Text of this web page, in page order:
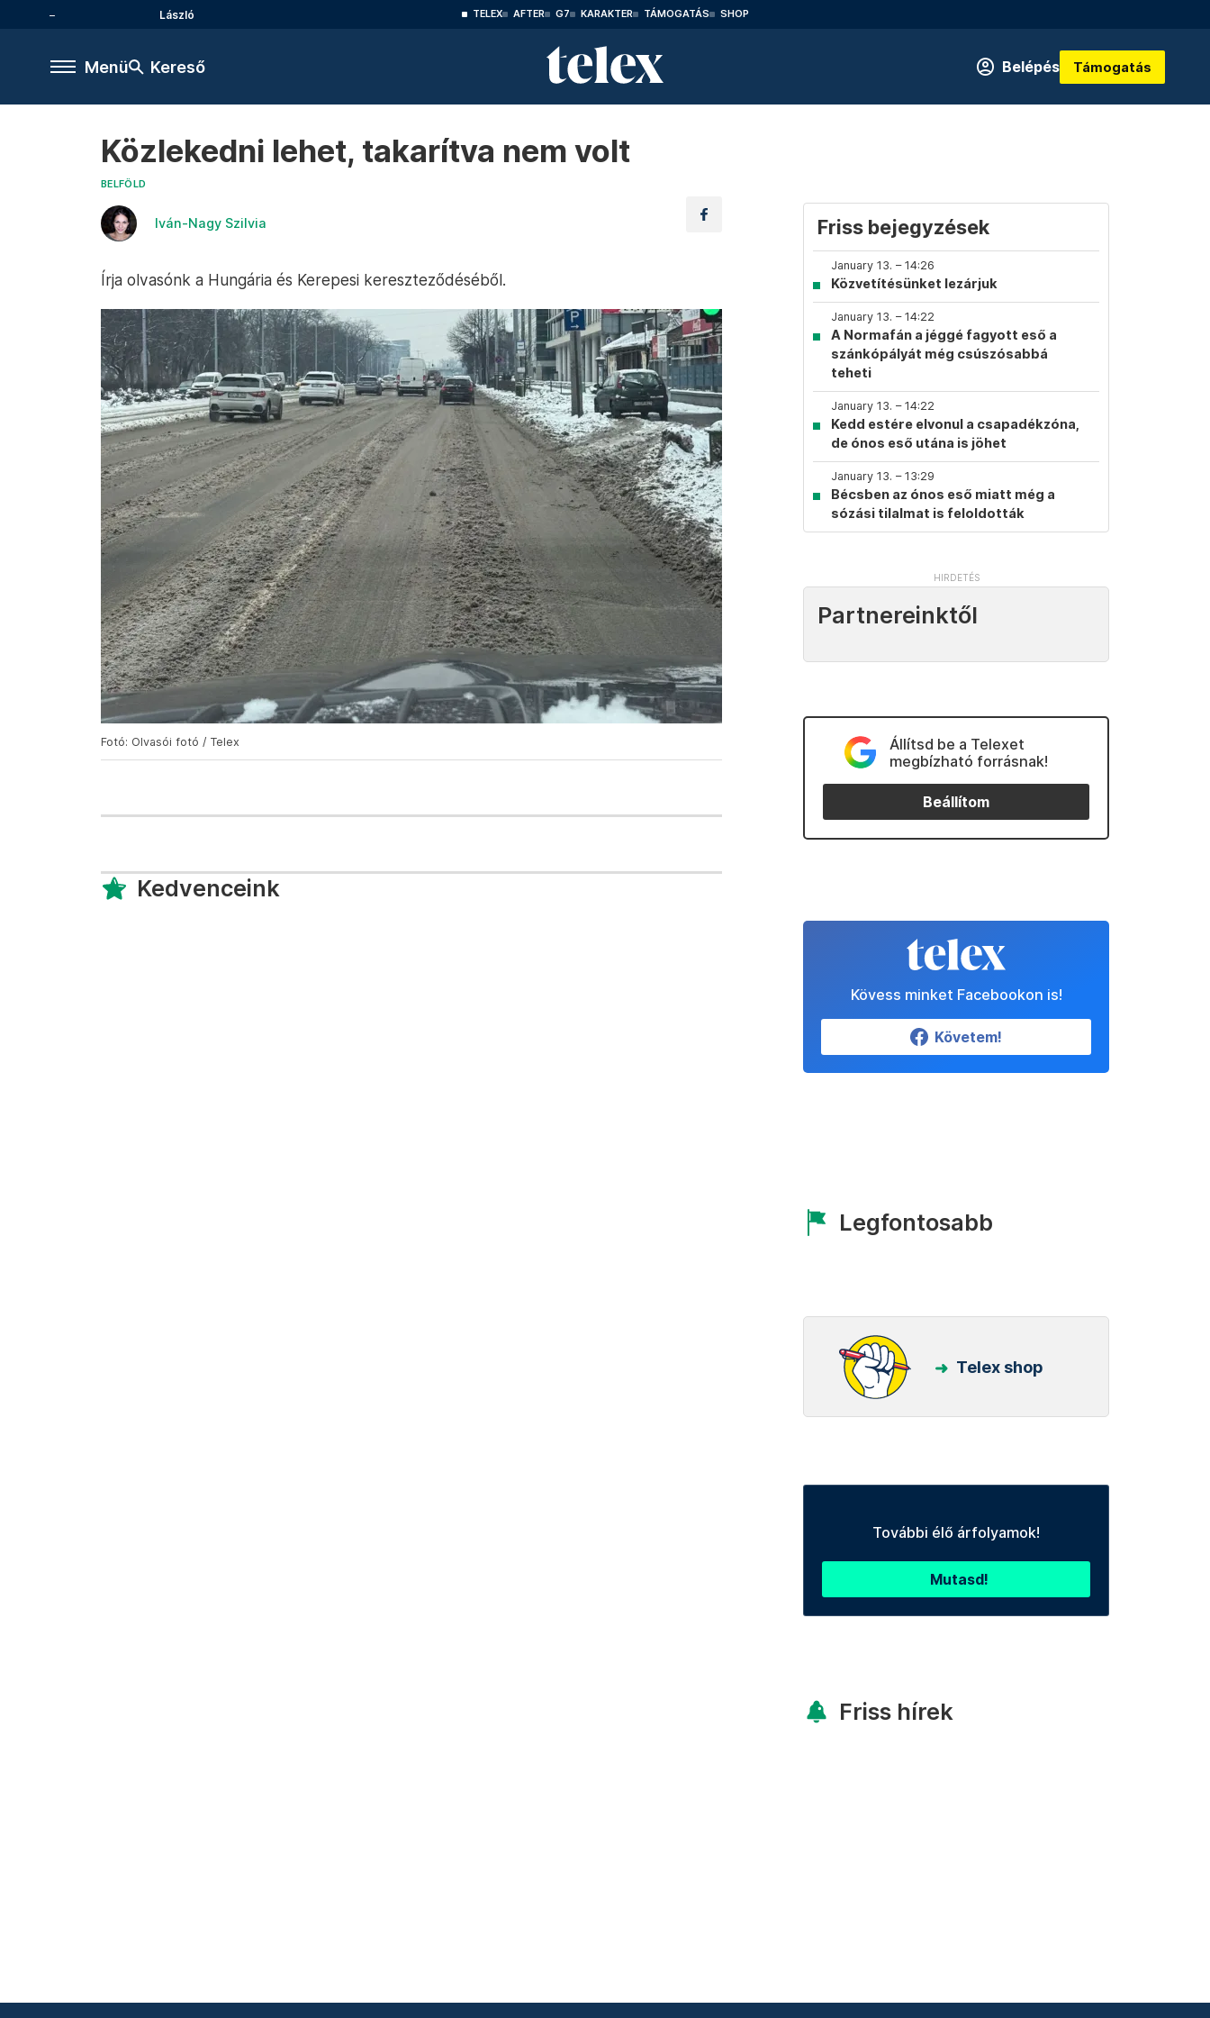
László TELEX AFTER G7 KARAKTER TÁMOGATÁS SHOP
Menü Kereső Belépés Támogatás
Közlekedni lehet, takarítva nem volt
BELFÖLD
Iván-Nagy Szilvia
Írja olvasónk a Hungária és Kerepesi kereszteződéséből.
Fotó: Olvasói fotó / Telex
Kedvenceink
Friss bejegyzések
January 13. – 14:26
Közvetítésünket lezárjuk
January 13. – 14:22
A Normafán a jéggé fagyott eső a
szánkópályát még csúszósabbá
teheti
January 13. – 14:22
Kedd estére elvonul a csapadékzóna,
de ónos eső utána is jöhet
January 13. – 13:29
Bécsben az ónos eső miatt még a
sózási tilalmat is feloldották
Partnereinktől
Állítsd be a Telexet
megbízható forrásnak!
Beállítom
Kövess minket Facebookon is!
Követem!
Legfontosabb
Telex shop
További élő árfolyamok!
Mutasd!
Friss hírek